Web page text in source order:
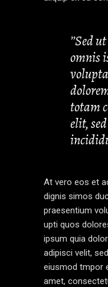
’’Sed
omnis
totam
elit,
At vero eos et
dignis simos
praesentium
upti quos
ipsum quia
adipisci velit,
eiusmod tmpor
amet,